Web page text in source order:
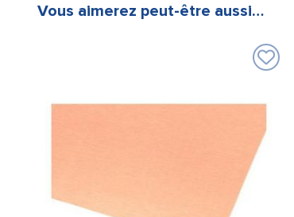
Vous aimerez peut-être aussi…